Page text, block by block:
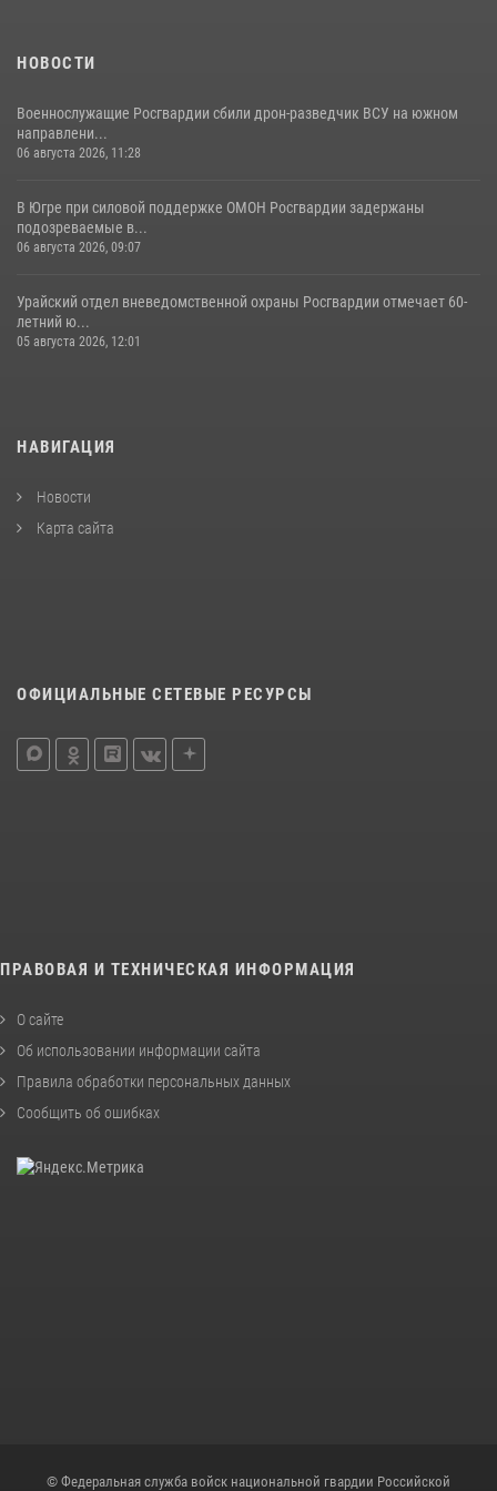
НОВОСТИ
Военнослужащие Росгвардии сбили дрон-разведчик ВСУ на южном
направлени...
06 августа 2026, 11:28
В Югре при силовой поддержке ОМОН Росгвардии задержаны
подозреваемые в...
06 августа 2026, 09:07
Урайский отдел вневедомственной охраны Росгвардии отмечает 60-
летний ю...
05 августа 2026, 12:01
НАВИГАЦИЯ
Новости
Карта сайта
ОФИЦИАЛЬНЫЕ СЕТЕВЫЕ РЕСУРСЫ
ПРАВОВАЯ И ТЕХНИЧЕСКАЯ ИНФОРМАЦИЯ
О сайте
Об использовании информации сайта
Правила обработки персональных данных
Сообщить об ошибках
© Федеральная служба войск национальной гвардии Российской